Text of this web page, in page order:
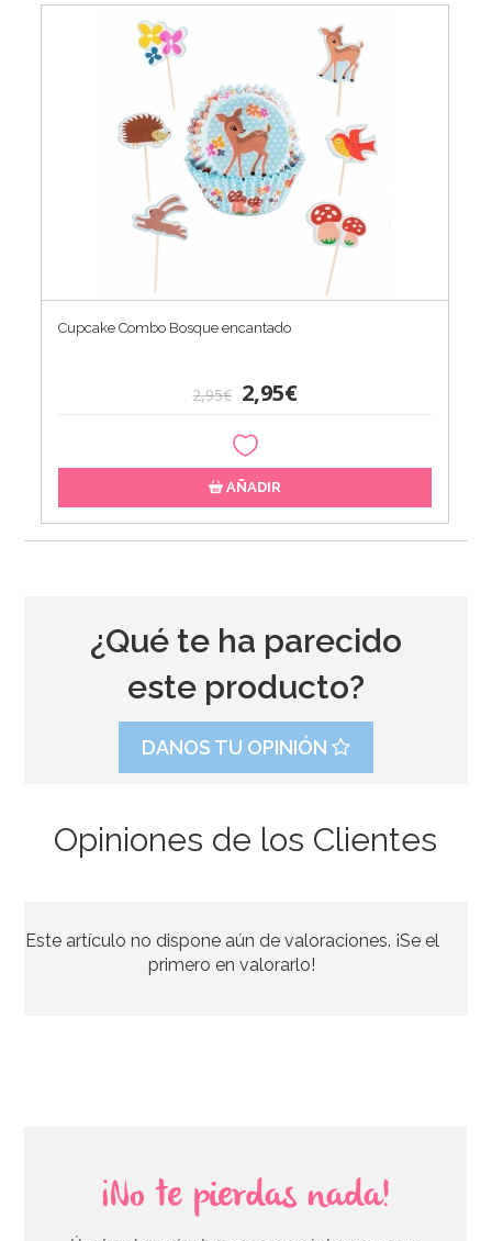
Cupcake Combo Bosque encantado
2,95€ 2,95€
AÑADIR
3,49€ 3,35€
¿Qué te ha parecido
este producto?
DANOS TU OPINIÓN
Opiniones de los Clientes
Este artículo no dispone aún de valoraciones. ¡Se el
primero en valorarlo!
¡No te pierdas nada!